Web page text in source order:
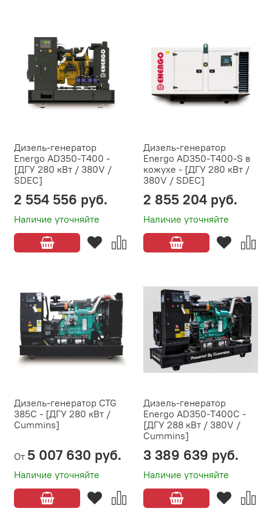
Дизель-генератор
Energo AD350-T400 -
[ДГУ 280 кВт / 380V /
SDEC]
Наличие уточняйте
2 554 556 руб.
Дизель-генератор
Energo AD350-T400-S в
кожухе - [ДГУ 280 кВт /
380V / SDEC]
Наличие уточняйте
2 855 204 руб.
Дизель-генератор CTG
385C - [ДГУ 280 кВт /
Cummins]
Наличие уточняйте
От 5 007 630 руб.
Дизель-генератор
Energo AD350-T400C -
[ДГУ 288 кВт / 380V /
Cummins]
Наличие уточняйте
3 389 639 руб.